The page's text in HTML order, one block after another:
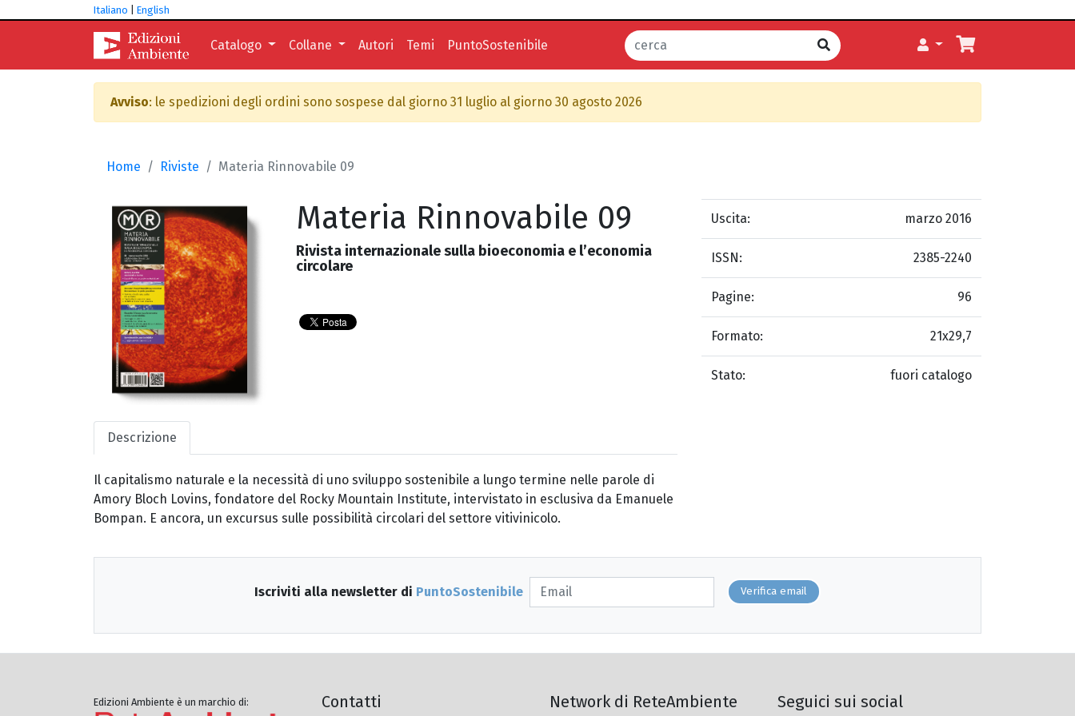
Italiano English
Catalogo Collane Autori Temi PuntoSostenibile
Avviso: le spedizioni degli ordini sono sospese dal giorno 31 luglio al giorno 30 agosto 2026
Home Riviste Materia Rinnovabile 09
Materia Rinnovabile 09
Rivista internazionale sulla bioeconomia e l’economia
circolare
Descrizione
Il capitalismo naturale e la necessità di uno sviluppo sostenibile a lungo termine nelle parole di
Amory Bloch Lovins, fondatore del Rocky Mountain Institute, intervistato in esclusiva da Emanuele
Bompan. E ancora, un excursus sulle possibilità circolari del settore vitivinicolo.
Uscita: marzo 2016
ISSN: 2385-2240
Pagine: 96
Formato: 21x29,7
Stato: fuori catalogo
Iscriviti alla newsletter di PuntoSostenibile Verifica email
Edizioni Ambiente è un marchio di: Contatti Network di ReteAmbiente Seguici sui social